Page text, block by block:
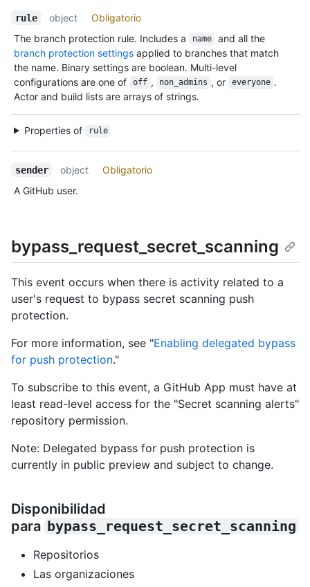
rule object
Obligatorio
The branch protection rule. Includes a
name
and all the
branch protection settings applied to branches that match
the name. Binary settings are boolean. Multi-level
configurations are one of
off , non_admins , or everyone .
Actor and build lists are arrays of strings.
Properties of rule
sender object
Obligatorio
A GitHub user.
bypass_request_secret_scanning
This event occurs when there is activity related to a
user's request to bypass secret scanning push
protection.
For more information, see "Enabling delegated bypass
for push protection."
To subscribe to this event, a GitHub App must have at
least read-level access for the "Secret scanning alerts"
repository permission.
Note: Delegated bypass for push protection is
currently in public preview and subject to change.
Disponibilidad
para bypass_request_secret_scanning
Repositorios
Las organizaciones